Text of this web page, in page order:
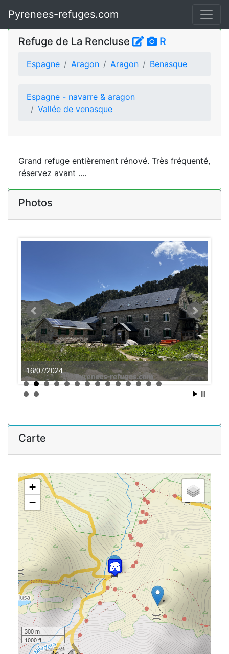
Pyrenees-refuges.com
Refuge de La Rencluse R
Espagne Aragon Aragon Benasque
Espagne - navarre & aragon
Vallée de venasque
Grand refuge entièrement rénové. Très fréquenté,
réservez avant ....
Photos
16/07/2024
Carte
+
−
300 m
1000 ft